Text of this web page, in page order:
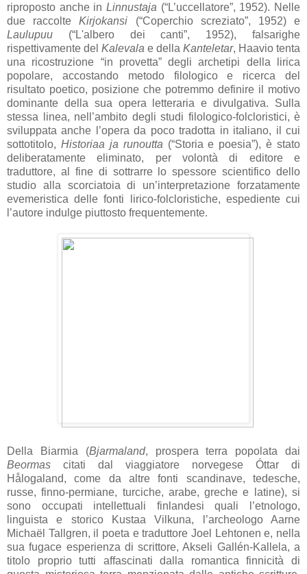
riproposto anche in Linnustaja (“L’uccellatore”, 1952). Nelle
due raccolteKirjokansi (“Coperchio screziato”, 1952) e
Laulupuu (“L'albero dei canti”, 1952), falsarighe
rispettivamente del Kalevala e della Kanteletar, Haavio tenta
una ricostruzione “in provetta” degli archetipi della lirica
popolare, accostando metodo filologico e ricerca del
risultato poetico, posizione che potremmo definire il motivo
dominante della sua opera letteraria e divulgativa. Sulla
stessa linea, nell’ambito degli studi filologico-folcloristici, è
sviluppata anche l’opera da poco tradotta in italiano, il cui
sottotitolo, Historiaa ja runoutta (“Storia e poesia”), è stato
deliberatamente eliminato, per volontà di editore e
traduttore, al fine di sottrarre lo spessore scientifico dello
studio alla scorciatoia di un’interpretazione forzatamente
evemeristica delle fonti lirico-folcloristiche, espediente cui
l’autore indulge piuttosto frequentemente.
Della Biarmia (Bjarmaland, prospera terra popolata dai
Beormas citati dal viaggiatore norvegese Óttar di
Hålogaland, come da altre fonti scandinave, tedesche,
russe, finno-permiane, turciche, arabe, greche e latine), si
sono occupati intellettuali finlandesi quali l’etnologo,
linguista e storico Kustaa Vilkuna, l’archeologo Aarne
Michaël Tallgren, il poeta e traduttore Joel Lehtonen e, nella
sua fugace esperienza di scrittore, Akseli Gallén-Kallela, a
titolo proprio tutti affascinati dalla romantica finnicità di